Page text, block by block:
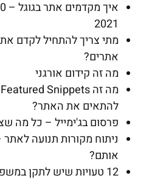
2021
מתי צריך להתחיל לקדם
אתרים?
מה זה קידום אורגני
להתאים את האתר?
פרסום בג'ימייל – כל מה
ניתוח מקורות תנועה
אותם?
12 טעויות שיש לתקן במשפך השיווקי של האתר שלכם